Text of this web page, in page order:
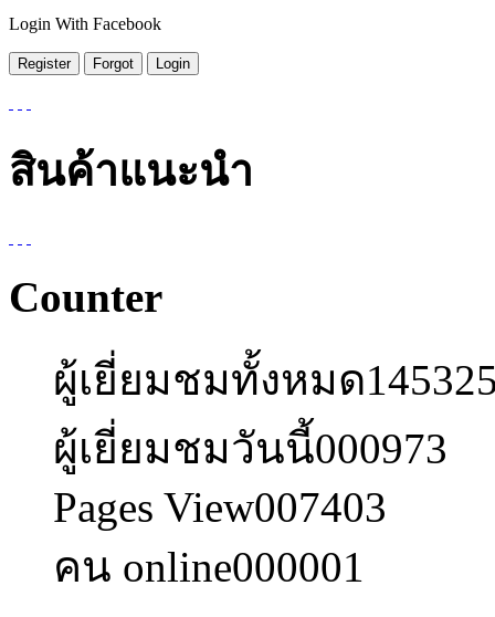
Login With Facebook
สินค้าแนะนำ
Counter
ผู้เยี่ยมชมทั้งหมด
ผู้เยี่ยมชมวันนี้000973
Pages View007403
คน online000001